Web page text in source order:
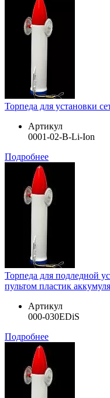
Торпеда для установки
Артикул
0001-02-B-Li-Ion
Подробнее
Торпеда для подледной
пультом пластик
Артикул
000-030EDiS
Подробнее